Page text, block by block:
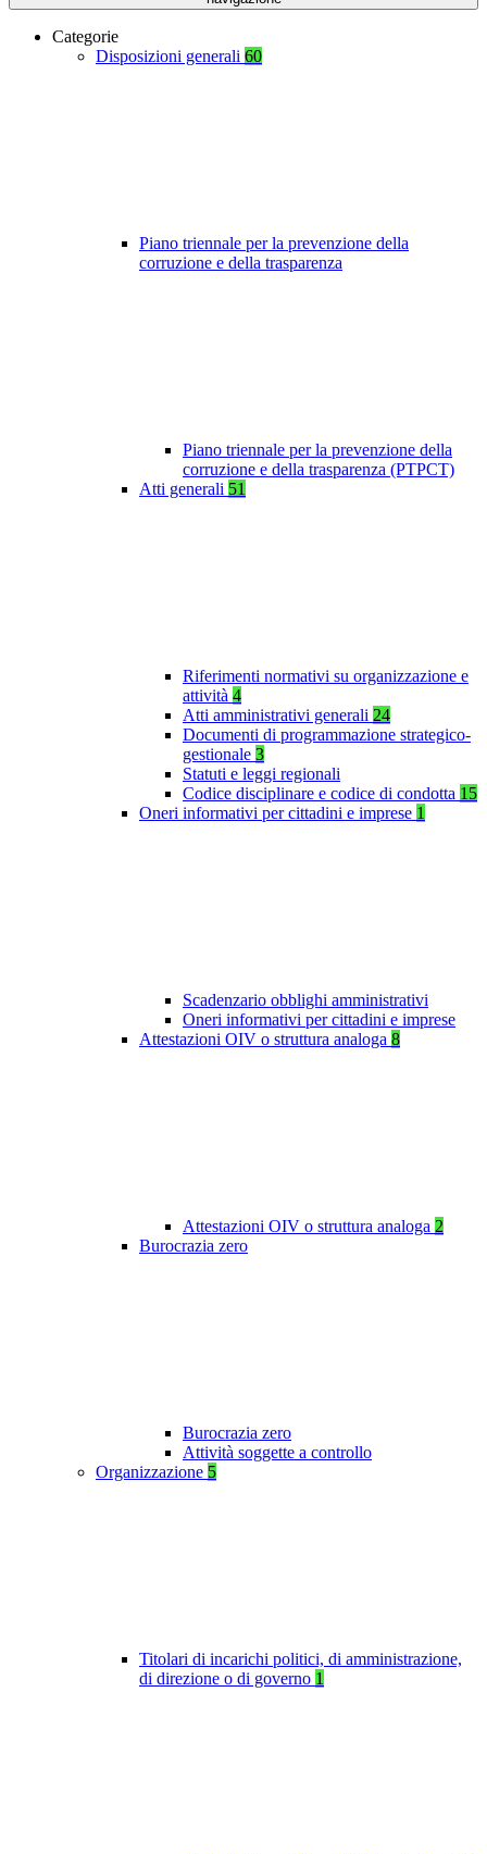
Categorie
Disposizioni generali 60
Piano triennale per la prevenzione della
corruzione e della trasparenza
Piano triennale per la prevenzione della
corruzione e della trasparenza (PTPCT)
Atti generali 51
Riferimenti normativi su organizzazione e
attività 4
Atti amministrativi generali 24
Documenti di programmazione strategico-
gestionale 3
Statuti e leggi regionali
Codice disciplinare e codice di condotta 15
Oneri informativi per cittadini e imprese 1
Scadenzario obblighi amministrativi
Oneri informativi per cittadini e imprese
Attestazioni OIV o struttura analoga 8
Attestazioni OIV o struttura analoga 2
Burocrazia zero
Burocrazia zero
Attività soggette a controllo
Organizzazione 5
Titolari di incarichi politici, di amministrazione,
di direzione o di governo 1